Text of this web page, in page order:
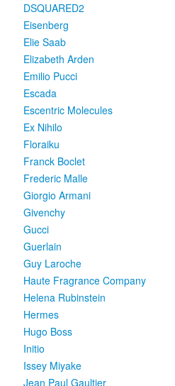
DSQUARED2
Eisenberg
Elie Saab
Elizabeth Arden
Emilio Pucci
Escada
Escentric Molecules
Ex Nihilo
Floraiku
Franck Boclet
Frederic Malle
Giorgio Armani
Givenchy
Gucci
Guerlain
Guy Laroche
Haute Fragrance Company
Helena Rubinstein
Hermes
Hugo Boss
Initio
Issey Miyake
Jean Paul Gaultier